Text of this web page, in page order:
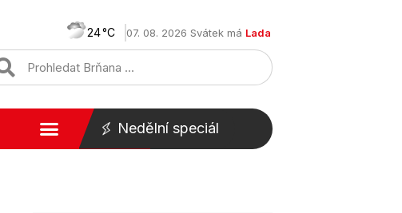
24 07. 08. 2026 Svátek má Lada
Nedělní speciál